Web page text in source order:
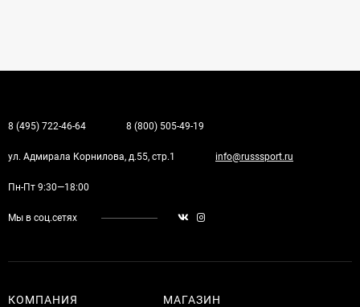
8 (495) 722-46-64 8 (800) 505-49-19
ул. Адмирала Корнилова, д.55, стр.1 info@russsport.ru
Пн-Пт 9:30—18:00
Мы в соц.сетях
КОМПАНИЯ МАГАЗИН